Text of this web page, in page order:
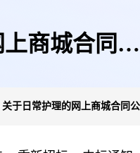
商城合同公
关于日常护理的网上商城合同